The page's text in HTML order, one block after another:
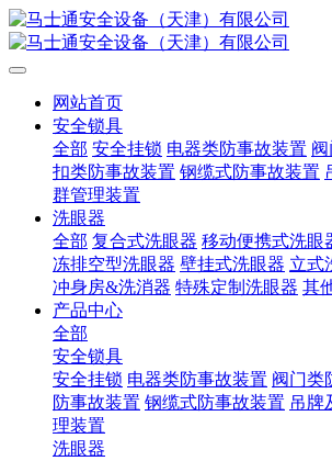
网站首页
安全锁具
全部 安全挂锁 电器类防事故装置
扣类防事故装置 钢缆式防事故装置
群管理装置
洗眼器
全部 复合式洗眼器 移动便携式洗眼
冻排空型洗眼器 壁挂式洗眼器 立式
冲身房&洗消器 特殊定制洗眼器 其
产品中心
全部
安全锁具
安全挂锁 电器类防事故装置 阀门类
防事故装置 钢缆式防事故装置 吊牌
理装置
洗眼器